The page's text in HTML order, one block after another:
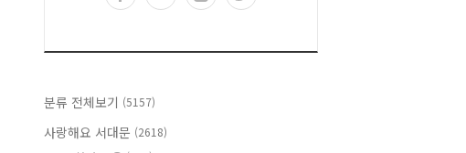
분류 전체보기 (5157)
사랑해요 서대문 (2618)